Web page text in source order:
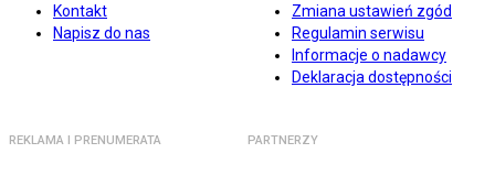
Kontakt
Napisz do nas
Zmiana ustawień zgód
Regulamin serwisu
Informacje o nadawcy
Deklaracja dostępności
REKLAMA I PRENUMERATA PARTNERZY